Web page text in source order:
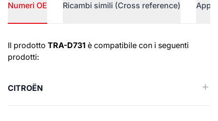
Numeri OE Ricambi simili (Cross reference)
Numeri OE
Il prodotto TRA-D731 è compatibile con i seguenti
prodotti:
CITROËN